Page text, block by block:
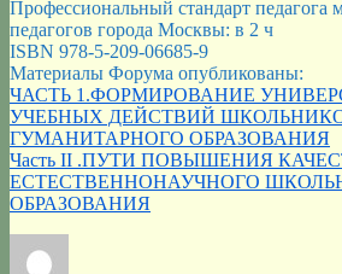
Профессиональный стандарт педагога
педагогов города Москвы: в 2 ч
ISBN 978-5-209-06685-9
Материалы Форума опубликованы:
ЧАСТЬ 1.ФОРМИРОВАНИЕ
УЧЕБНЫХ ДЕЙСТВИЙ
ГУМАНИТАРНОГО ОБРАЗОВАНИЯ
Часть II .ПУТИ ПОВЫШЕНИЯ
ЕСТЕСТВЕННОНАУЧНОГО
ОБРАЗОВАНИЯ